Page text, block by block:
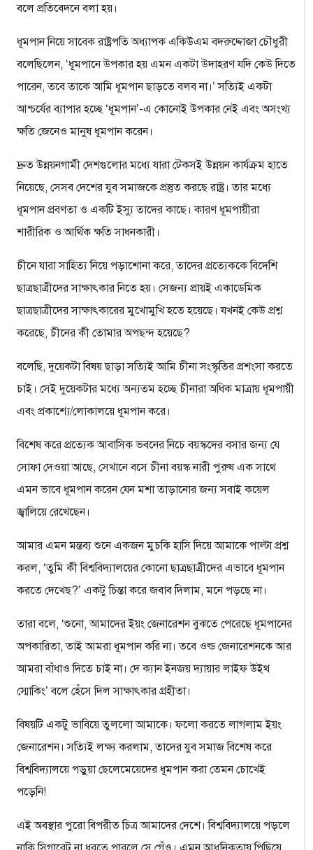
বলে প্রতিবেদনে বলা হয়।
ধূমপান নিয়ে সাবেক রাষ্ট্রপতি অধ্যাপক একিউএম বদরুদ্দোজা চৌধুরী
বলেছিলেন, ‘ধূমপানে উপকার হয় এমন একটা উদাহরণ যদি কেউ দিতে
পারেন, তবে তাকে আমি ধূমপান ছাড়তে বলব না।’ সত্যিই একটা
আশ্চর্যের ব্যাপার হচ্ছে ‘ধূমপান’-এ কোনোই উপকার নেই এবং অসংখ্য
ক্ষতি জেনেও মানুষ ধূমপান করেন।
দ্রুত উন্নয়নগামী দেশগুলোর মধ্যে যারা টেকসই উন্নয়ন কার্যক্রম হাতে
নিয়েছে, সেসব দেশের যুব সমাজকে প্রস্তুত করছে রাষ্ট্র। তার মধ্যে
ধূমপান প্রবণতা ও একটি ইস্যু তাদের কাছে। কারণ ধূমপায়ীরা
শারীরিক ও আর্থিক ক্ষতি সাধনকারী।
চীনে যারা সাহিত্য নিয়ে পড়াশোনা করে, তাদের প্রত্যেককে বিদেশি
ছাত্রছাত্রীদের সাক্ষাৎকার নিতে হয়। সেজন্য প্রায়ই একাডেমিক
ছাত্রছাত্রীদের সাক্ষাৎকারের মুখোমুখি হতে হয়েছে। যখনই কেউ প্রশ্ন
করেছে, চীনের কী তোমার অপছন্দ হয়েছে?
বলেছি, দুয়েকটা বিষয় ছাড়া সত্যিই আমি চীনা সংস্কৃতির প্রশংসা করতে
চাই। সেই দুয়েকটার মধ্যে অন্যতম হচ্ছে চীনারা অধিক মাত্রায় ধূমপায়ী
এবং প্রকাশ্যে/লোকালয়ে ধূমপান করে।
বিশেষ করে প্রত্যেক আবাসিক ভবনের নিচে বয়স্কদের বসার জন্য যে
সোফা দেওয়া আছে, সেখানে বসে চীনা বয়স্ক নারী পুরুষ এক সাথে
এমন ভাবে ধূমপান করেন যেন মশা তাড়ানোর জন্য সবাই কয়েল
জ্বালিয়ে রেখেছেন।
আমার এমন মন্তব্য শুনে একজন মুচকি হাসি দিয়ে আমাকে পাল্টা প্রশ্ন
করল, ‘তুমি কী বিশ্ববিদ্যালয়ের কোনো ছাত্রছাত্রীদের এভাবে ধূমপান
করতে দেখেছ?’ একটু চিন্তা করে জবাব দিলাম, মনে পড়ছে না।
তারা বলে, ‘শুনো, আমাদের ইয়ং জেনারেশন বুঝতে পেরেছে ধূমপানের
অপকারিতা, তাই আমরা ধূমপান করি না। তবে ওল্ড জেনারেশনকে আর
আমরা বাঁধাও দিতে চাই না। দে ক্যান ইনজয় দ্যায়ার লাইফ উইথ
স্মোকিং’ বলে হেঁসে দিল সাক্ষাৎকার গ্রহীতা।
বিষয়টি একটু ভাবিয়ে তুললো আমাকে। ফলো করতে লাগলাম ইয়ং
জেনারেশন। সত্যিই লক্ষ্য করলাম, তাদের যুব সমাজ বিশেষ করে
বিশ্ববিদ্যালয়ে পড়ুয়া ছেলেমেয়েদের ধূমপান করা তেমন চোখেই
পড়েনি!
এই অবস্থার পুরো বিপরীত চিত্র আমাদের দেশে। বিশ্ববিদ্যালয়ে পড়লে